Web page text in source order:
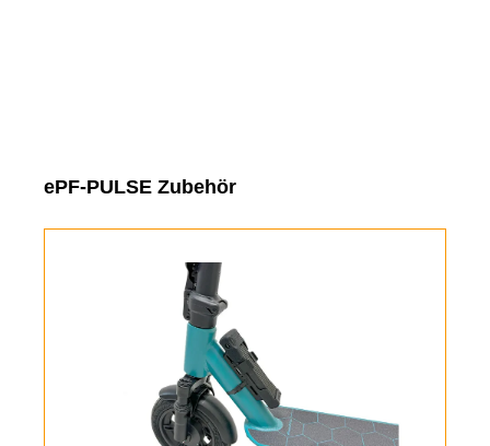
Produktgalerie überspringen
ePF-PULSE Zubehör